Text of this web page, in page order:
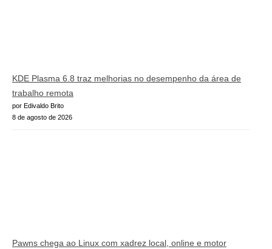
KDE Plasma 6.8 traz melhorias no desempenho da área de
trabalho remota
por Edivaldo Brito
8 de agosto de 2026
Pawns chega ao Linux com xadrez local, online e motor